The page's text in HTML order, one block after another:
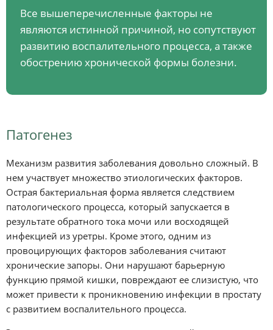
Все вышеперечисленные факторы не
являются истинной причиной, но сопутствуют
развитию воспалительного процесса, а также
обострению хронической формы болезни.
Патогенез
Механизм развития заболевания довольно сложный. В
нем участвует множество этиологических факторов.
Острая бактериальная форма является следствием
патологического процесса, который запускается в
результате обратного тока мочи или восходящей
инфекцией из уретры. Кроме этого, одним из
провоцирующих факторов заболевания считают
хронические запоры. Они нарушают барьерную
функцию прямой кишки, повреждают ее слизистую, что
может привести к проникновению инфекции в простату
с развитием воспалительного процесса.